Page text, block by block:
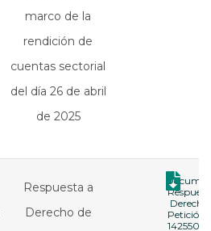
marco de la
rendición de
cuentas sectorial
del día 26 de abril
de 2025
Respuesta a
Derecho de
Derecho
Petición